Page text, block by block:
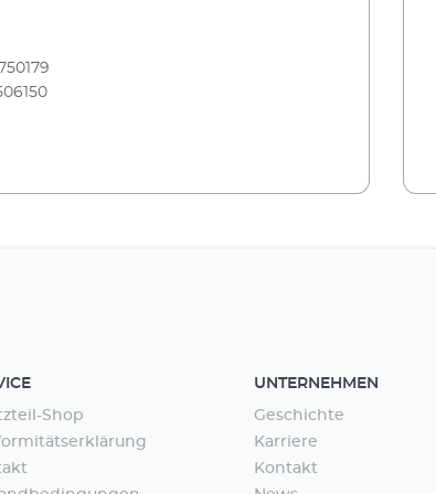
Shop
UNTERNEHMEN
Geschichte
Karriere
Kontakt